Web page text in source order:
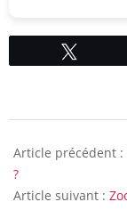
10-
13
Article précédent :
?
Article suivant :